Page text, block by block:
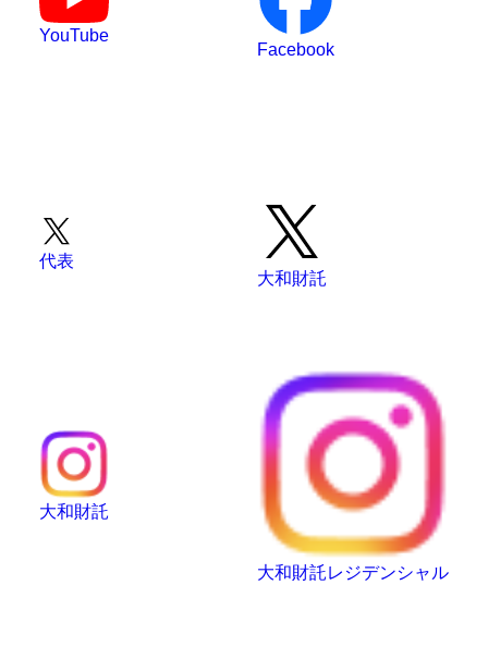
YouTube
Facebook
代表
大和財託
大和財託
大和財託レジデンシャル